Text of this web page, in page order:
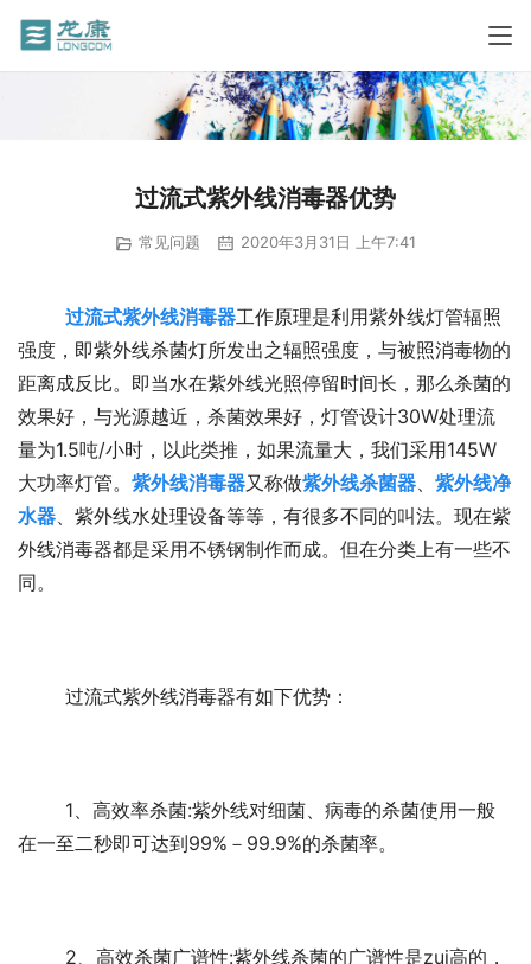
过流式紫外线消毒器优势
常见问题 2020年3月31日 上午7:41
过流式紫外线消毒器工作原理是利用紫外线灯管辐照
强度，即紫外线杀菌灯所发出之辐照强度，与被照消毒物的
距离成反比。即当水在紫外线光照停留时间长，那么杀菌的
效果好，与光源越近，杀菌效果好，灯管设计30W处理流
量为1.5吨/小时，以此类推，如果流量大，我们采用145W
大功率灯管。 紫外线消毒器又称做紫外线杀菌器
紫外线净
水器 、紫外线水处理设备等等，有很多不同的叫法。现在紫
外线消毒器都是采用不锈钢制作而成。但在分类上有一些不
同。
	过流式紫外线消毒器有如下优势：
在一至二秒即可达到99%－99.9%的杀菌率。